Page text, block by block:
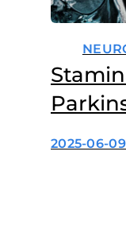
2025-06-